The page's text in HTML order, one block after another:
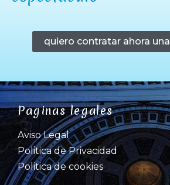
quiero contratar ahora
Paginas legales
Aviso Legal
Politica de Privacidad
Politica de cookies